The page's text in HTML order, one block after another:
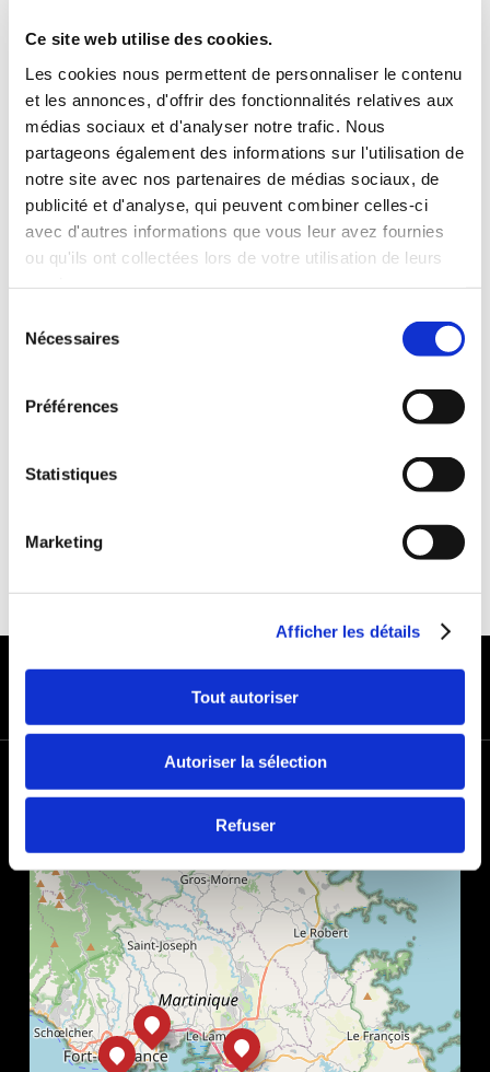
Ce site web utilise des cookies.
Les cookies nous permettent de personnaliser le contenu
et les annonces, d'offrir des fonctionnalités relatives aux
médias sociaux et d'analyser notre trafic. Nous
partageons également des informations sur l'utilisation de
notre site avec nos partenaires de médias sociaux, de
publicité et d'analyse, qui peuvent combiner celles-ci
avec d'autres informations que vous leur avez fournies
ou qu'ils ont collectées lors de votre utilisation de leurs
Nécessaires
Préférences
Statistiques
Marketing
Afficher les détails
Tout autoriser
Autoriser la sélection
Refuser
INCLUS À LA LOCATION
Killométrage illimité
Assurance tous risques (hors franchise)
Carburant : plein à rendre plein
CONDITIONS DE LOCATION
ASSURANCE
Franchise :1000 €